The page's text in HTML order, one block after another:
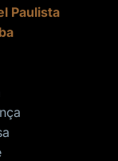
Paulista